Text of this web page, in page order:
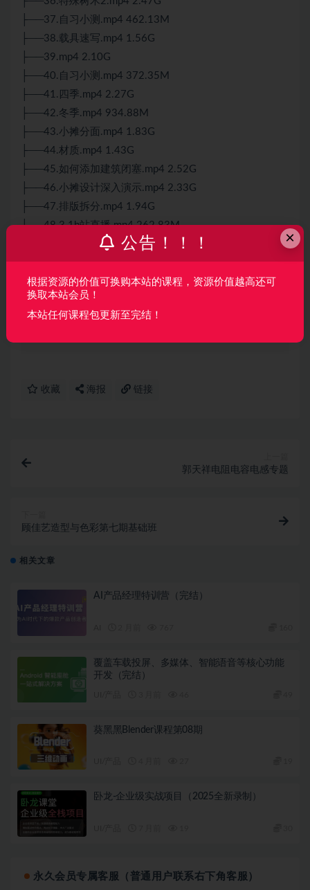
├──37.自习小测.mp4 462.13M
├──38.载具速写.mp4 1.56G
├──39.mp4 2.10G
├──40.自习小测.mp4 372.35M
├──41.四季.mp4 2.27G
├──42.冬季.mp4 934.88M
├──43.小摊分面.mp4 1.83G
├──44.材质.mp4 1.43G
├──45.如何添加建筑闭塞.mp4 2.52G
├──46.小摊设计深入演示.mp4 2.33G
├──47.排版拆分.mp4 1.94G
├──48.3.1b站直播.mp4 262.83M
├──49.云的画法.mp4 12.95M
├──50.云的画法2.mp4 1.31G
├──51.空间分层.zip 1.14G
声明：本站所有资料均来源于网络以及用户发布，如对资源有争
收藏 海报 链接
郭天祥电阻电容电感专题
顾佳艺造型与色彩第七期基础班
相关文章
AI产品经理特训营（完结）
覆盖车载投屏、多媒体、智能语音等核心功能
开发（完结）
葵黑黑Blender课程第08期
卧龙-企业级实战项目（2025全新录制）
永久会员专属客服（普通用户联系右下角客服）
×
公告！！！
根据资源的价值可换购本站的课程，资源价值越高还可
换取本站会员！
本站任何课程包更新至完结！